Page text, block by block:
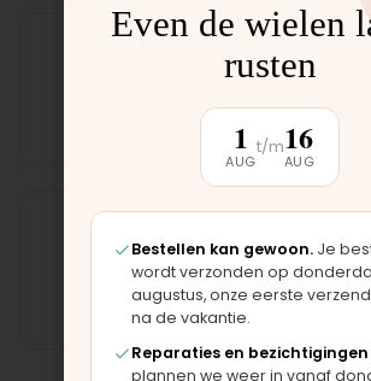
Binnenband 12"
Op voorraad
12,50
Muggennet
Op voorraad
€14,75
Even de wielen
rusten
1
AUG
t/m16
AUG
Bestellen kan gewoon. Je
wordt verzonden op
augustus, onze eerste
na de vakantie.
Reparaties en bezichtigingen
plannen we weer in vanaf